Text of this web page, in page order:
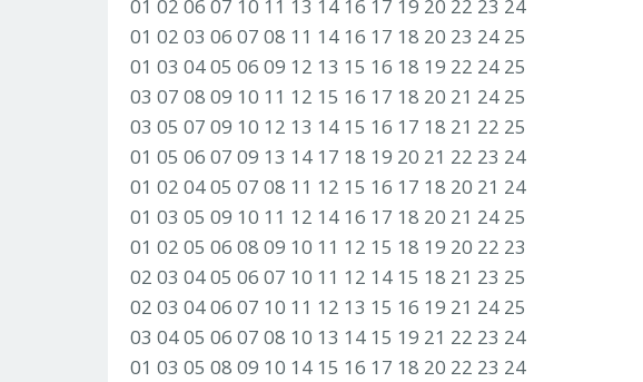
01 02 06 07 10 11 13 14 16 17 19 20 22 23 24
01 02 03 06 07 08 11 14 16 17 18 20 23 24 25
01 03 04 05 06 09 12 13 15 16 18 19 22 24 25
03 07 08 09 10 11 12 15 16 17 18 20 21 24 25
03 05 07 09 10 12 13 14 15 16 17 18 21 22 25
01 05 06 07 09 13 14 17 18 19 20 21 22 23 24
01 02 04 05 07 08 11 12 15 16 17 18 20 21 24
01 03 05 09 10 11 12 14 16 17 18 20 21 24 25
01 02 05 06 08 09 10 11 12 15 18 19 20 22 23
02 03 04 05 06 07 10 11 12 14 15 18 21 23 25
02 03 04 06 07 10 11 12 13 15 16 19 21 24 25
03 04 05 06 07 08 10 13 14 15 19 21 22 23 24
01 03 05 08 09 10 14 15 16 17 18 20 22 23 24